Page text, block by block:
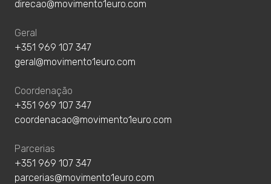
direcao@movimento1euro.com
Geral
+351 969 107 347
geral@movimento1euro.com
Coordenação
+351 969 107 347
coordenacao@movimento1euro.com
Parcerias
+351 969 107 347
parcerias@movimento1euro.com